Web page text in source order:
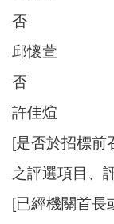
否
邱懷萱
否
許佳煊
[是否於招標前
之評選項目、
[已經機關首長